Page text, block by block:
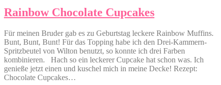
Rainbow Chocolate Cupcakes
Für meinen Bruder gab es zu Geburtstag leckere Rainbow Muffins.
Bunt, Bunt, Bunt! Für das Topping habe ich den Drei-Kammern-
Spritzbeutel von Wilton benutzt, so konnte ich drei Farben
kombinieren. Hach so ein leckerer Cupcake hat schon was. Ich
genieße jetzt einen und kuschel mich in meine Decke! Rezept:
Chocolate Cupcakes…